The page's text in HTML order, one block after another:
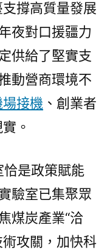
撐高質量發展
夜對口援疆力
供給了堅實支
動營商環境不
場接機 、創業者
。
是政策賦能
驗室已集聚眾
煤炭產業“洽
術攻關，加快科